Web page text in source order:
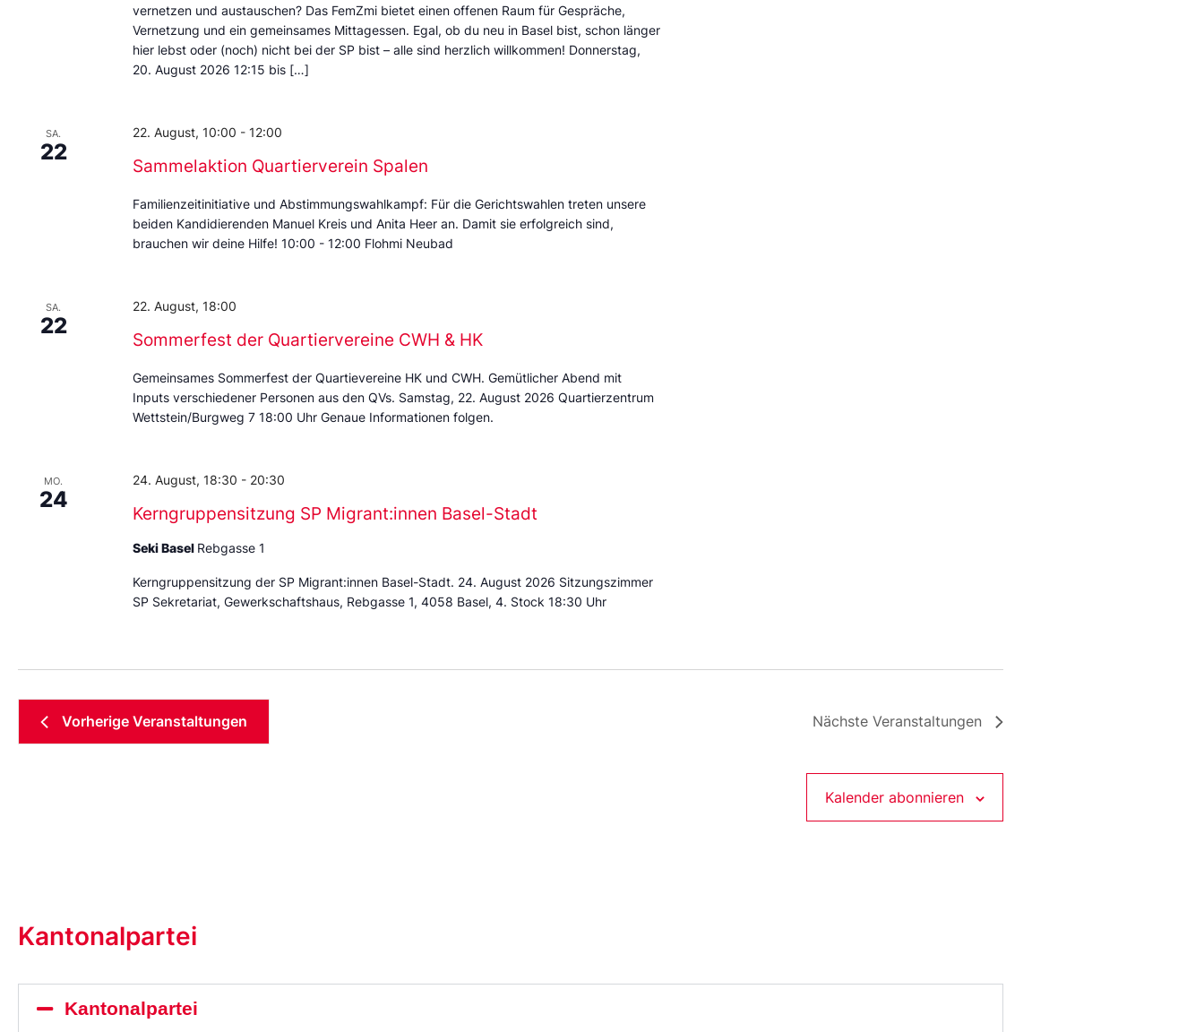
vernetzen und austauschen? Das FemZmi bietet einen offenen Raum für Gespräche,
Vernetzung und ein gemeinsames Mittagessen. Egal, ob du neu in Basel bist, schon länger
hier lebst oder (noch) nicht bei der SP bist – alle sind herzlich willkommen! Donnerstag,
20. August 2026 12:15 bis […]
SA.
22
Sammelaktion Quartierverein Spalen
22. August, 10:00 - 12:00
Familienzeitinitiative und Abstimmungswahlkampf: Für die Gerichtswahlen treten unsere
beiden Kandidierenden Manuel Kreis und Anita Heer an. Damit sie erfolgreich sind,
brauchen wir deine Hilfe! 10:00 - 12:00 Flohmi Neubad
SA.
22
Sommerfest der Quartiervereine CWH & HK
22. August, 18:00
Gemeinsames Sommerfest der Quartievereine HK und CWH. Gemütlicher Abend mit
Inputs verschiedener Personen aus den QVs. Samstag, 22. August 2026 Quartierzentrum
Wettstein/Burgweg 7 18:00 Uhr Genaue Informationen folgen.
MO.
24
Kerngruppensitzung SP Migrant:innen Basel-Stadt
24. August, 18:30 - 20:30
Seki Basel Rebgasse 1
Kerngruppensitzung der SP Migrant:innen Basel-Stadt. 24. August 2026 Sitzungszimmer
SP Sekretariat, Gewerkschaftshaus, Rebgasse 1, 4058 Basel, 4. Stock 18:30 Uhr
Vorherige Veranstaltungen Nächste Veranstaltungen
Kalender abonnieren
Kantonalpartei
Kantonalpartei